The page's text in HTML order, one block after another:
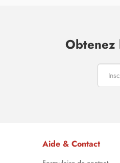
Obtenez
Aide & Contact